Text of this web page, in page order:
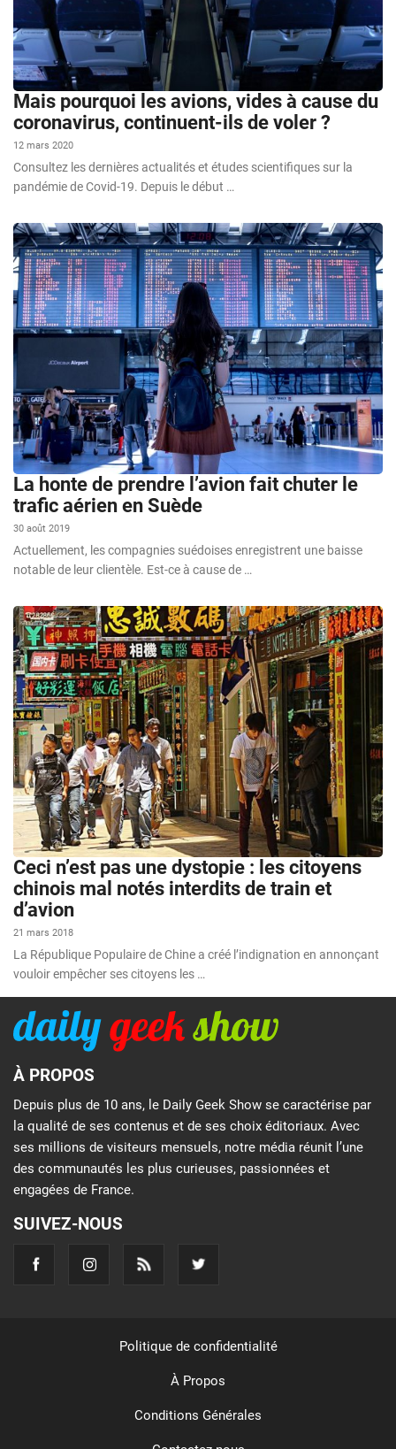
Mais pourquoi les avions, vides à cause du
coronavirus, continuent-ils de voler ?
12 mars 2020
Consultez les dernières actualités et études scientifiques sur la
pandémie de Covid-19. Depuis le début …
La honte de prendre l’avion fait chuter le
trafic aérien en Suède
30 août 2019
Actuellement, les compagnies suédoises enregistrent une baisse
notable de leur clientèle. Est-ce à cause de …
Ceci n’est pas une dystopie : les citoyens
chinois mal notés interdits de train et
d’avion
21 mars 2018
La République Populaire de Chine a créé l’indignation en annonçant
vouloir empêcher ses citoyens les …
À PROPOS
Depuis plus de 10 ans, le Daily Geek Show se caractérise par
la qualité de ses contenus et de ses choix éditoriaux. Avec
ses millions de visiteurs mensuels, notre média réunit l’une
des communautés les plus curieuses, passionnées et
engagées de France.
SUIVEZ-NOUS
Politique de confidentialité
À Propos
Conditions Générales